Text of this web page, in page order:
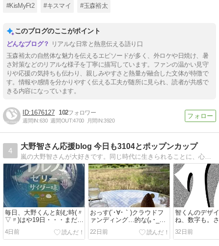
#KisMyFt2 #キスマイ #玉森裕太
このブログのここがポイント
リアルな日常と熱意伝える語り口
玉森裕太の自然体な魅力を伝えるエピソードが多く、外ロケや日焼け、暑
さ対策などのリアルな様子を丁寧に描写しています。ファンの温かい見守
りや応援の気持ちも伝わり、親しみやすさと熱量が融合した文体が特徴で
す。情報や感情を分かりやすく伝える工夫が随所に見られ、読者が共感で
きる内容になっています。
1676127 102
週間IN:630 週間OUT:4700 月間IN:3920
4
大野智さん応援blog 今日も3104とポップンカップ
嵐の大野智さんが大好きです。同じ時代に生きられることに、心から感謝しています(*´ー｀*)
毎日、大野くんと刻む時(〃
▽〃)はや19日・・・まだ
19日？しあわせ増幅中～♪
4日前
おっす(´･∀･｀)クラウドフ
ァンディング…的な(｡･_･｡)
みんなで作る『大野智の島
「さと島』
22日前
智くんのデザ
ね、数字も。
ンまで、あと
ぐ あと9日！
32日前